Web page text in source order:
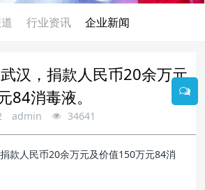
行业资讯 企业新闻
汉，捐款人民币20余万元
84消毒液。
admin 34641
款人民币20余万元及价值150万元84消